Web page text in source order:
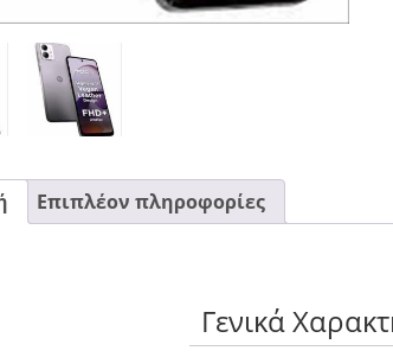
Επιπλέον πληροφορίες
Γενικά